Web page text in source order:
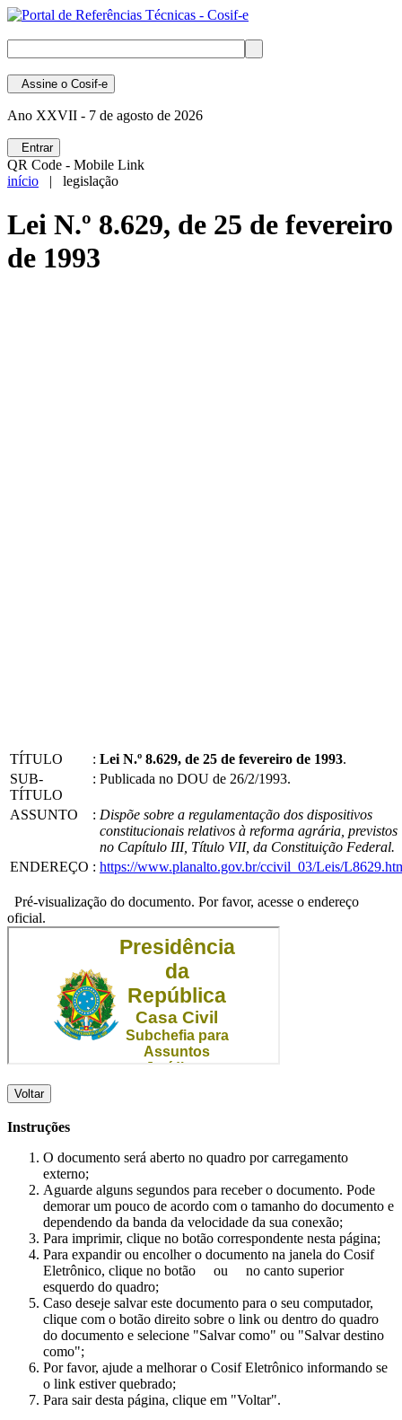
Assine o Cosif-e
Ano XXVII - 7 de agosto de 2026
Entrar
QR Code - Mobile Link
início | legislação
Lei N.º 8.629, de 25 de fevereiro
de 1993
TÍTULO : Lei N.º 8.629, de 25 de fevereiro de 1993.
SUB-
TÍTULO
: Publicada no DOU de 26/2/1993.
ASSUNTO : Dispõe sobre a regulamentação dos dispositivos
constitucionais relativos à reforma agrária, previstos
no Capítulo III, Título VII, da Constituição Federal.
ENDEREÇO : https://www.planalto.gov.br/ccivil_03/Leis/
Pré-visualização do documento. Por favor, acesse o endereço
oficial.
Voltar
Instruções
O documento será aberto no quadro por carregamento
externo;
Aguarde alguns segundos para receber o documento. Pode
demorar um pouco de acordo com o tamanho do documento e
dependendo da banda da velocidade da sua conexão;
Para imprimir, clique no botão correspondente nesta página;
Para expandir ou encolher o documento na janela do Cosif
Eletrônico, clique no botão
ou
no canto superior
esquerdo do quadro;
Caso deseje salvar este documento para o seu computador,
clique com o botão direito sobre o link ou dentro do quadro
do documento e selecione "Salvar como" ou "Salvar destino
como";
Por favor, ajude a melhorar o Cosif Eletrônico informando se
o link estiver quebrado;
Para sair desta página, clique em "Voltar".